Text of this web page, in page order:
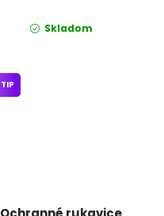
Skladom
TIP